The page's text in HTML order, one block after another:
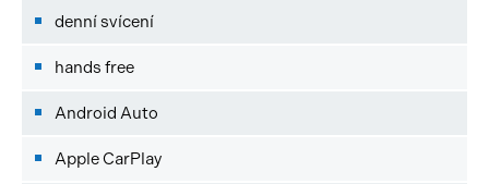
denní svícení
hands free
Android Auto
Apple CarPlay